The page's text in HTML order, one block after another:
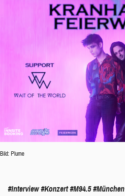
Bild: Plume
#Interview #Konzert #M94.5 #München